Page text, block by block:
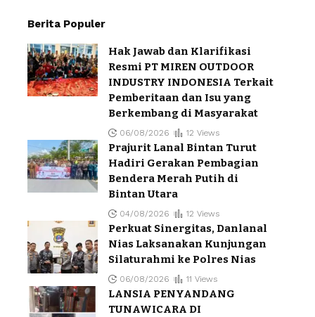
Berita Populer
Hak Jawab dan Klarifikasi
Resmi PT MIREN OUTDOOR
INDUSTRY INDONESIA Terkait
Pemberitaan dan Isu yang
Berkembang di Masyarakat
06/08/2026 12 Views
Prajurit Lanal Bintan Turut
Hadiri Gerakan Pembagian
Bendera Merah Putih di
Bintan Utara
04/08/2026 12 Views
Perkuat Sinergitas, Danlanal
Nias Laksanakan Kunjungan
Silaturahmi ke Polres Nias
06/08/2026 11 Views
LANSIA PENYANDANG
TUNAWICARA DI